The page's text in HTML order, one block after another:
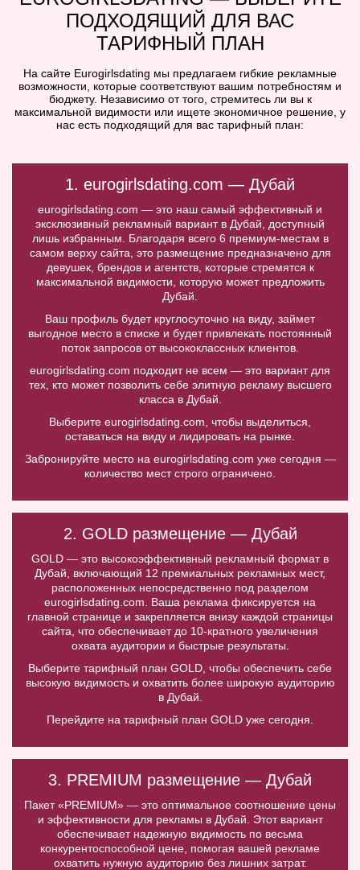
ПОДХОДЯЩИЙ ДЛЯ ВАС
ТАРИФНЫЙ ПЛАН
На сайте Eurogirlsdating мы предлагаем гибкие рекламные
возможности, которые соответствуют вашим потребностям и
бюджету. Независимо от того, стремитесь ли вы к
максимальной видимости или ищете экономичное решение, у
нас есть подходящий для вас тарифный план:
1. eurogirlsdating.com — Дубай
eurogirlsdating.com — это наш самый эффективный и
эксклюзивный рекламный вариант в Дубай, доступный
лишь избранным. Благодаря всего 6 премиум-местам в
самом верху сайта, это размещение предназначено для
девушек, брендов и агентств, которые стремятся к
максимальной видимости, которую может предложить
Дубай.
Ваш профиль будет круглосуточно на виду, займет
выгодное место в списке и будет привлекать постоянный
поток запросов от высококлассных клиентов.
eurogirlsdating.com подходит не всем — это вариант для
тех, кто может позволить себе элитную рекламу высшего
класса в Дубай.
Выберите eurogirlsdating.com, чтобы выделиться,
оставаться на виду и лидировать на рынке.
Забронируйте место на eurogirlsdating.com уже сегодня —
количество мест строго ограничено.
2. GOLD размещение — Дубай
GOLD — это высокоэффективный рекламный формат в
Дубай, включающий 12 премиальных рекламных мест,
расположенных непосредственно под разделом
eurogirlsdating.com. Ваша реклама фиксируется на
главной странице и закрепляется внизу каждой страницы
сайта, что обеспечивает до 10-кратного увеличения
охвата аудитории и быстрые результаты.
Выберите тарифный план GOLD, чтобы обеспечить себе
высокую видимость и охватить более широкую аудиторию
в Дубай.
Перейдите на тарифный план GOLD уже сегодня.
3. PREMIUM размещение — Дубай
Пакет «PREMIUM» — это оптимальное соотношение цены
и эффективности для рекламы в Дубай. Этот вариант
обеспечивает надежную видимость по весьма
конкурентоспособной цене, помогая вашей рекламе
охватить нужную аудиторию без лишних затрат.